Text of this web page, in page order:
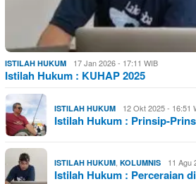
ISTILAH HUKUM 17 Jan 2026 - 17:11 WIB
Istilah Hukum : KUHAP 2025
ISTILAH HUKUM 12 Okt 2025 - 16:51
Istilah Hukum : Prinsip-
ISTILAH HUKUM, KOLUMNIS 11 Agu
Istilah Hukum : Perceraian